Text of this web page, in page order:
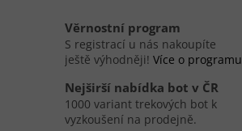
Věrnostní program
S registrací u nás nakoupíte
ještě výhodněji! Více o programu
Nejširší nabídka bot v ČR
1000 variant trekových bot k
vyzkoušení na prodejně.